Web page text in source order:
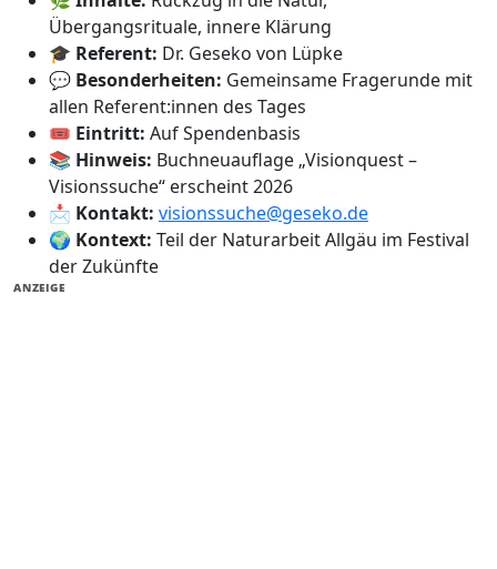
Übergangsrituale, innere Klärung
🎓 Referent: Dr. Geseko von Lüpke
💬 Besonderheiten: Gemeinsame Fragerunde mit
allen Referent:innen des Tages
🎟️ Eintritt: Auf Spendenbasis
📚 Hinweis: Buchneuauflage „Visionquest –
Visionssuche“ erscheint 2026
📩 Kontakt: visionssuche@geseko.de
🌍 Kontext: Teil der Naturarbeit Allgäu im Festival
der Zukünfte
ANZEIGE